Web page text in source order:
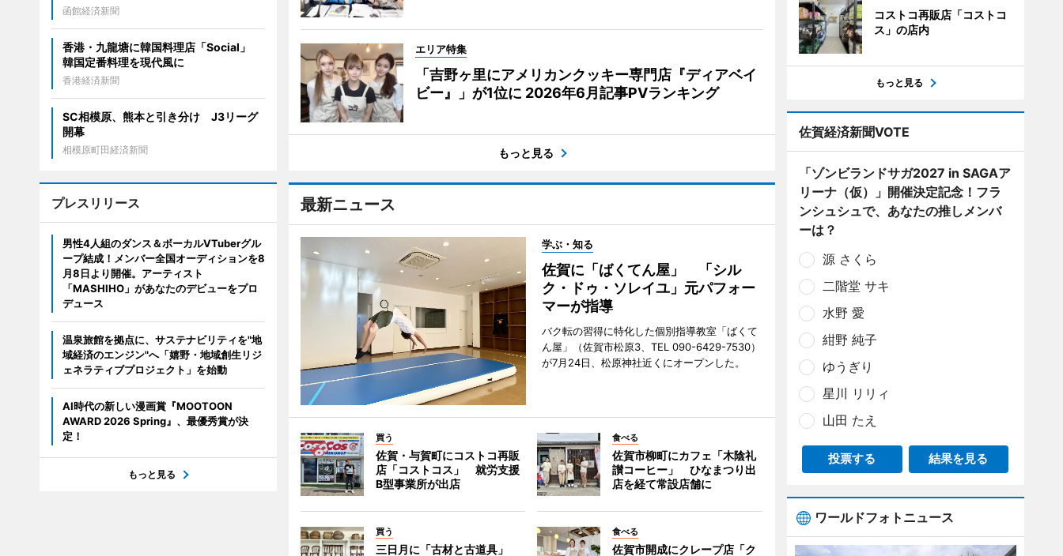
エリア特集
「吉野ヶ里にアメリカンクッキー専門店『ディアベイ
ビー』」が1位に 2026年6月記事PVランキング
もっと見る
最新ニュース
学ぶ・知る
佐賀に「ばくてん屋」 「シル
ク・ドゥ・ソレイユ」元パフォー
マーが指導
バク転の習得に特化した個別指導教室「ばくて
ん屋」（佐賀市松原3、TEL 090-6429-7530）
が7月24日、松原神社近くにオープンした。
買う
佐賀・与賀町にコストコ再販
店「コストコス」 就労支援
B型事業所が出店
食べる
佐賀市柳町にカフェ「木陰礼
讃コーヒー」 ひなまつり出
店を経て常設店舗に
買う
三日月に「古材と古道具」
食べる
佐賀市開成にクレープ店「ク
函館経済新聞
香港・九龍塘に韓国料理店「Social」
韓国定番料理を現代風に
香港経済新聞
SC相模原、熊本と引き分け J3リーグ
開幕
相模原町田経済新聞
プレスリリース
男性4人組のダンス＆ボーカルVTuberグル
ープ結成！メンバー全国オーディションを8
月8日より開催。アーティスト
「MASHIHO」があなたのデビューをプロ
デュース
温泉旅館を拠点に、サステナビリティを"地
域経済のエンジン"へ「嬉野・地域創生リジ
ェネラティブプロジェクト」を始動
AI時代の新しい漫画賞『MOOTOON
AWARD 2026 Spring』、最優秀賞が決
定！
もっと見る
コストコ再販店「コストコ
ス」の店内
もっと見る
佐賀経済新聞VOTE
「ゾンビランドサガ2027 in SAGAア
リーナ（仮）」開催決定記念！フラ
ンシュシュで、あなたの推しメンバ
ーは？
源 さくら
二階堂 サキ
水野 愛
紺野 純子
ゆうぎり
星川 リリィ
山田 たえ
投票する 結果を見る
ワールドフォトニュース